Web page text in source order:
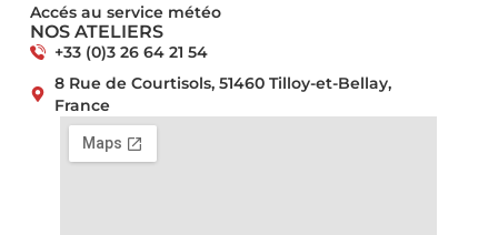
Accés au service météo
NOS ATELIERS
+33 (0)3 26 64 21 54
8 Rue de Courtisols, 51460 Tilloy-et-Bellay,
France